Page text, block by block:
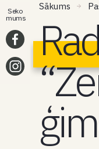
Sākums
Seko
mums